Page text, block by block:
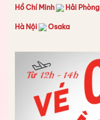
Hồ Chí Minh Hải Phòng
Hà Nội Osaka